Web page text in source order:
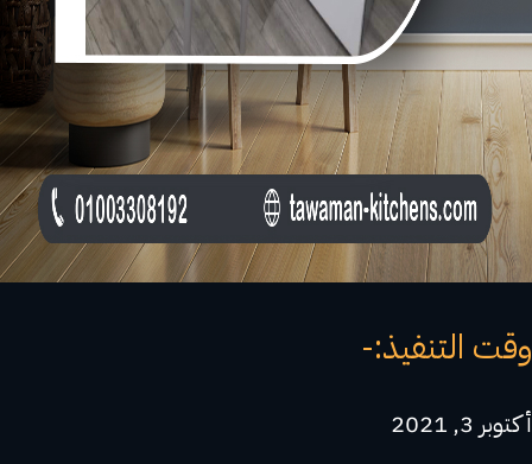
وقت التنفيذ:-
أكتوبر 3, 2021